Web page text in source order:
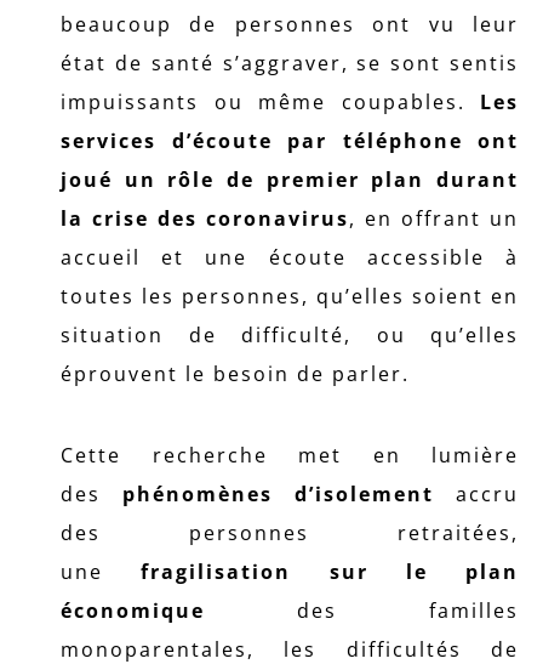
beaucoup de personnes ont vu leur
état de santé s’aggraver, se sont sentis
impuissants ou même coupables. Les
services d’écoute par téléphone ont
joué un rôle de premier plan durant
la crise des coronavirus, en offrant un
accueil et une écoute accessible à
toutes les personnes, qu’elles soient en
situation de difficulté, ou qu’elles
éprouvent le besoin de parler.
Cette recherche met en lumière
des phénomènes d’isolement accru
des personnes retraitées,
unefragilisation sur le plan
économique des familles
monoparentales, les difficultés de